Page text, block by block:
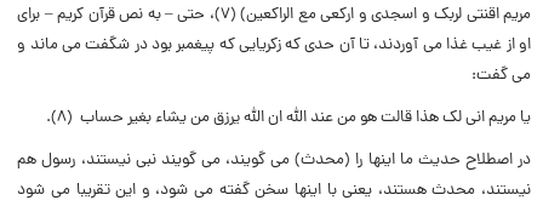
مریم اقنتى لربک و اسجدى و ارکعى مع الراکعین) (۷)، حتى – به نص قرآن کریم – براى
او از غیب غذا مى آوردند، تا آن حدى که زکریایى که پیغمبر بود در شگفت مى ماند و
مى گفت:
یا مریم انى لک هذا قالت هو من عند الله ان الله یرزق من یشاء بغیر حساب (‌۸).
در اصطلاح حدیث ما اینها را (‌محدث) مى گویند، مى گویند نبى نیستند، رسول هم
نیستند، محدث هستند، یعنى با اینها سخن گفته مى شود، و این تقریبا مى شود